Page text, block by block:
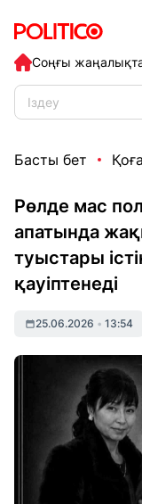
Соңғы
Басты бет
Рөлде мас
апатында
туыстары
қауіптенеді
25.06.2026 • 13:54